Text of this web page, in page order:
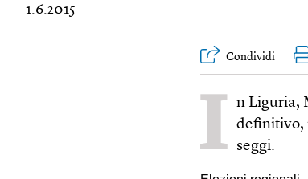
1.6.2015
Condividi
I n Liguria,
definitivo,
seggi.